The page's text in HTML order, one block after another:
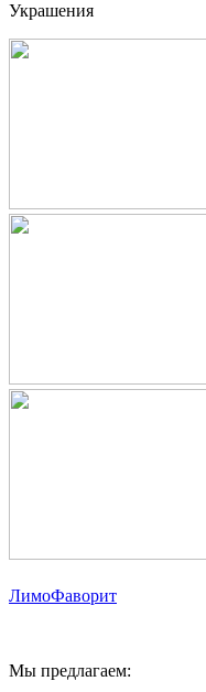
Украшения
ЛимоФаворит
Мы предлагаем: